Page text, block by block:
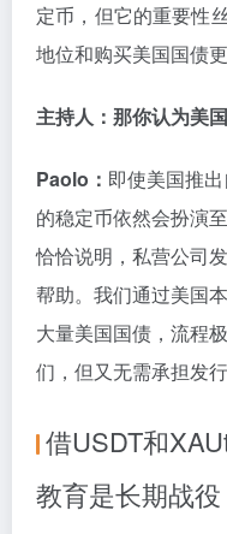
定币，但它的重要性
地位和购买美国国债更
主持人：那你认为美
Paolo： 即使美国推
的稳定币依然会扮演
恰恰说明，私营公司
帮助。我们通过美国
大量美国国债，流程
们，但又无需承担发
借USDT和
教育是长期战役